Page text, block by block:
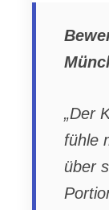
„Der
fühle
über